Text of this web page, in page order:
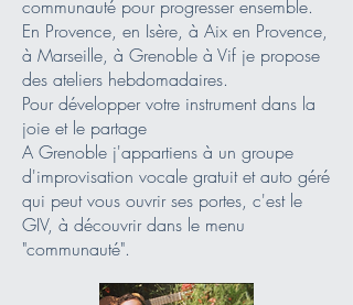
communauté pour progresser ensemble.
En Provence, en Isère, à Aix en Provence,
à Marseille, à Grenoble à Vif je propose
des ateliers hebdomadaires.
Pour développer votre instrument dans la
joie et le partage
A Grenoble j'appartiens à un groupe
d'improvisation vocale gratuit et auto géré
qui peut vous ouvrir ses portes, c'est le
GIV, à découvrir dans le menu
"communauté".